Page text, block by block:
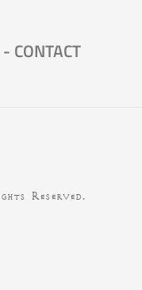
CONTACT
Reserved.